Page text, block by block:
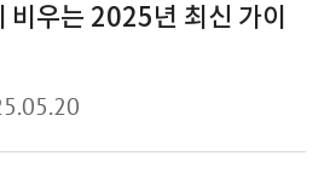
비우는 2025년 최신 가이